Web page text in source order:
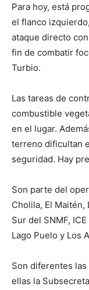
Para hoy, está
el flanco
ataque directo
fin de combatir
Turbio.
Las tareas de
combustible
en el lugar.
terreno dificultan
seguridad. Hay
Son parte del
Cholila, El Maitén,
Sur del SNMF,
Lago Puelo y Los
Son diferentes
ellas la